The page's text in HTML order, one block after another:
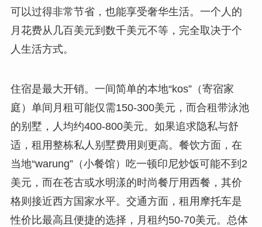
可以过得非常节省，也能享受奢华生活。一个人的
月花费从几百美元到数千美元不等，完全取决于个
人生活方式。
住宿是最大开销。一间简单的本地“kos”（寄宿家
庭）单间月租可能仅需150-300美元，而合租带泳池
的别墅，人均约400-800美元。如果追求隐私与舒
适，租用整栋私人别墅费用则更高。餐饮方面，在
当地“warung”（小餐馆）吃一顿印尼炒饭可能不到2
美元，而在苍古或水明漾的时尚餐厅用西餐，其价
格则接近西方国家水平。交通方面，租用摩托车是
性价比最高且便捷的选择，月租约50-70美元。总体